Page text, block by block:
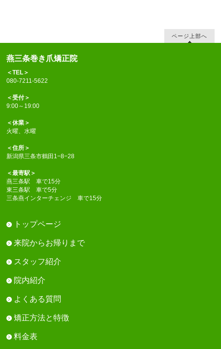
ページ上部へ
燕三条巻き爪矯正院
＜TEL＞
080-7211-5622
＜受付＞
9:00～19:00
＜休業＞
火曜、水曜
＜住所＞
新潟県三条市鶴田1−8−28
＜最寄駅＞
燕三条駅 車で15分
東三条駅 車で5分
三条燕インターチェンジ 車で15分
トップページ
来院からお帰りまで
スタッフ紹介
院内紹介
よくある質問
矯正方法と特徴
料金表